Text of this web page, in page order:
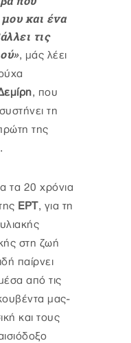
και ένα
τις
, μάς λέει
, που
τη
της
τα 20 χρόνια
ΕΡΤ, για τη
στη ζωή
παίρνει
από τις
μας-
και τους